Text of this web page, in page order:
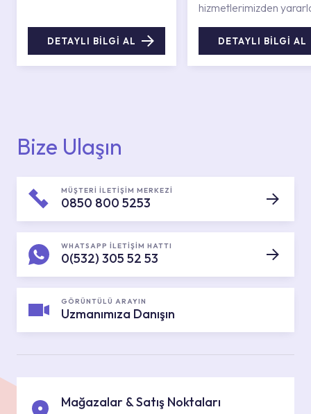
DETAYLI BİLGİ AL
hizmetlerimizden
DETAYLI BİLGİ AL
Bize Ulaşın
MÜŞTERİ İLETİŞİM MERKEZİ
0850 800 5253
WHATSAPP İLETİŞİM HATTI
0(532) 305 52 53
GÖRÜNTÜLÜ ARAYIN
Uzmanımıza Danışın
Mağazalar & Satış Noktaları